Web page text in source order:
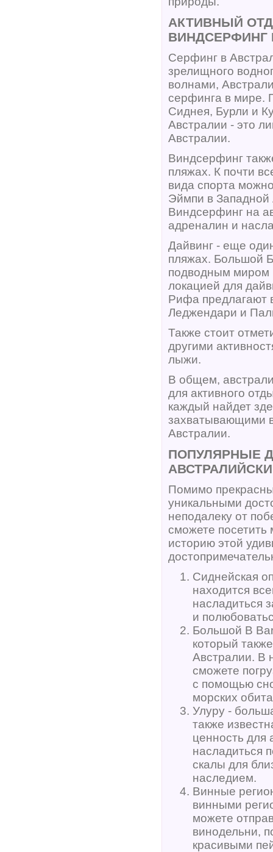
АКТИВНЫЙ
ВИНДСЕРФИНГ
Серфинг в
зрелищного
волнами,
серфинга в мире.
Сиднея, Бурли и
Австралии - это
Австралии.
Виндсерфинг
пляжах. К почти
вида спорта
Эймпи в Западной
Виндсерфинг на
адреналин и
Дайвинг - еще
пляжах. Большой
подводным миром
локацией для
Рифа предлагают
Леджендари и
Также стоит
другими
лыжи.
В общем,
для активного
каждый найдет
захватывающими
Австралии.
ПОПУЛЯРНЫЕ
Помимо
уникальными
неподалеку от
сможете посетить
историю этой
Сиднейская
находится
насладиться
и
Большой В
который
Австралии. В
сможете
с помощью
морских
Улуру -
также
ценность для
насладиться
скалы для
наследием.
Винные
винными
можете
винодельни,
красивыми